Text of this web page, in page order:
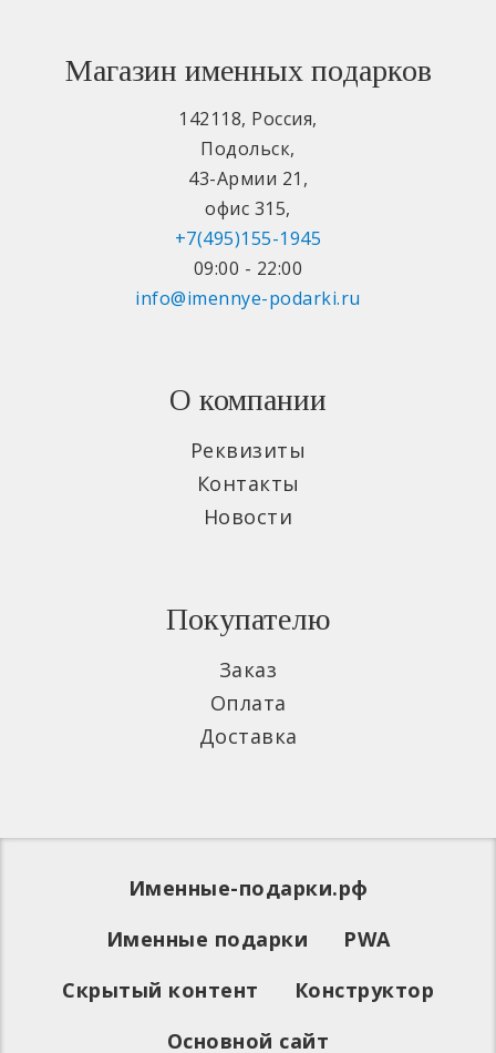
Магазин именных подарков
142118, Россия,
Подольск,
43-Армии 21 ,
офис 315,
+7(495)155-1945
09:00 - 22:00
info@imennye-podarki.ru
О компании
Реквизиты
Контакты
Новости
Покупателю
Заказ
Оплата
Доставка
Именные-подарки.рф
Именные подарки
PWA
Скрытый контент
Конструктор
Основной сайт